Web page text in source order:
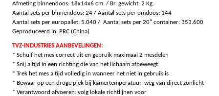
Afmeting binnendoos: 18x14x6 cm. / Br. gewicht: 2 Kg.
Aantal sets per binnendoos: 24 / Aantal sets per omdoos: 144
Aantal sets per europallet: 5.040 / Aantal sets per 20″ container: 353.600
Geproduceerd in: PRC (China)
TVZ-INDUSTRIES AANBEVELINGEN:
* Schuif het mes correct uit en gebruik maximaal 2 mesdelen
* Snij altijd in een richting die van het lichaam afbeweegt
* Trek het mes altijd volledig in wanneer het niet in gebruik is
* Bewaar op een droge plek bij kamertemperatuur, weg van direct zonlicht
* Verantwoord afvoeren: volg lokale richtlijnen voor